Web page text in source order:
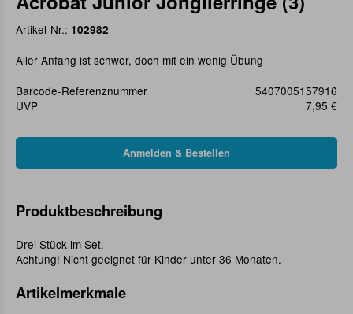
Artikel-Nr.: 102982
Aller Anfang ist schwer, doch mit ein wenig Übung
Barcode-Referenznummer
5407005157916
UVP
7,95 €
Produktbeschreibung
Drei Stück im Set.
Achtung! Nicht geeignet für Kinder unter 36 Monaten.
Artikelmerkmale